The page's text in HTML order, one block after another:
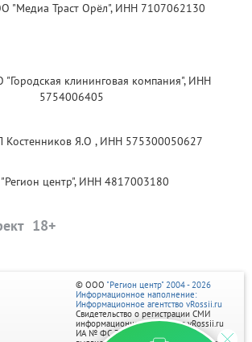
"Медиа Траст Орёл", ИНН 7107062130
клининговая компания", ИНН
5754006405
Костенников Я.О , ИНН 575300050627
центр", ИНН 4817003180
© ООО "Регион центр" 2004 - 2026
Информационное наполнение:
Информационное агентство vRossii.ru
Свидетельство о регистрации СМИ
информационного агентства vRossii.ru
ИА № ФС 77‑35502